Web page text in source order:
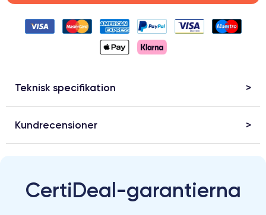
Teknisk specifikation
Kundrecensioner
CertiDeal-garantierna